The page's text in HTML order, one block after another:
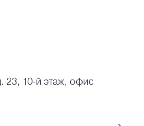
23, 10-й этаж, офис